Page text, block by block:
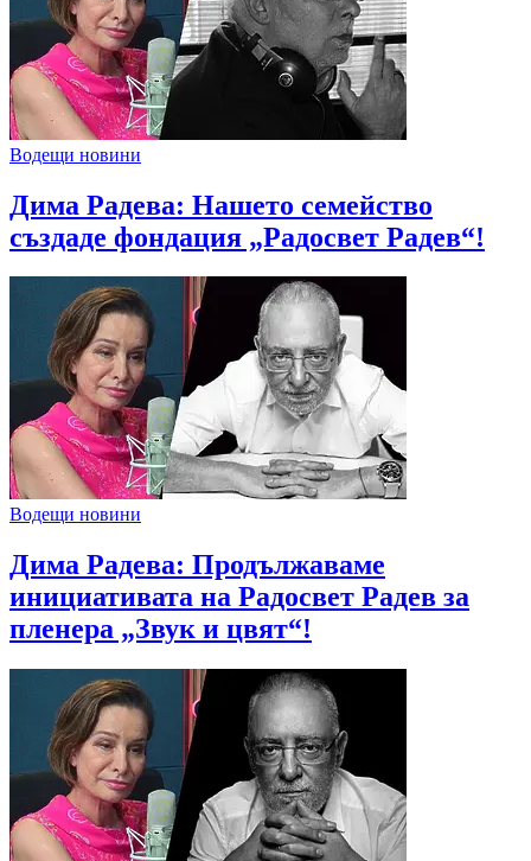
Водещи новини
Дима Радева: Нашето семейство
създаде фондация „Радосвет Радев“!
Водещи новини
Дима Радева: Продължаваме
инициативата на Радосвет Радев за
пленера „Звук и цвят“!